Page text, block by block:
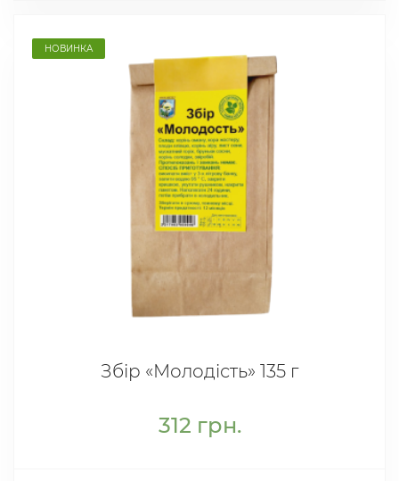
НОВИНКА
Збір «Молодість» 135 г
312 грн.